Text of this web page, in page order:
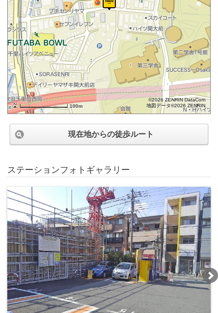
100m
©2026 ZENRIN DataCom
地図データ©2026 ZENRIN
現在地からの徒歩ルート
ステーションフォトギャラリー